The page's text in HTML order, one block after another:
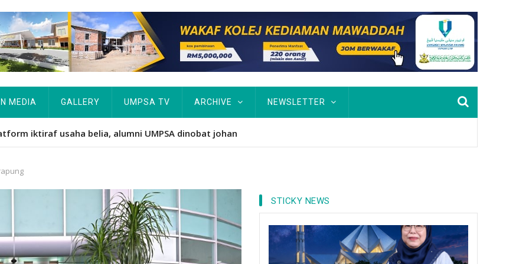
IN MEDIA GALLERY UMPSA TV ARCHIVE NEWSLETTER
iktiraf usaha belia, alumni UMPSA dinobat johan
STICKY NEWS